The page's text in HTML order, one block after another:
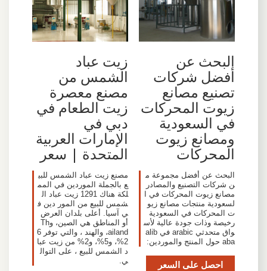
البحث عن
أفضل شركات
تصنيع مصانع
زيوت المحركات
في السعودية
ومصانع زيوت
المحركات
البحث عن أفضل مجموعة م
ن شركات التصنيع والمصادر
مصانع زيوت المحركات في ا
لسعودية منتجات مصانع زيو
ت المحركات في السعودية
رخيصة وذات جودة عالية لأس
واق متحدثي arabic في alib
aba حول المنتج والموردين:
احصل على السعر
زيت عباد
الشمس من
مصنع معصرة
زيت الطعام في
دبي في
الإمارات العربية
المتحدة | سعر
مصنع زيت عباد الشمس للبي
ع بالجملة الموردين في المم
لكة هناك 1291 زيت عباد ال
شمس للبيع من المور دين ف
ي آسيا. أعلى بلدان العرض
أو المناطق هي الصين، وTh
ailand، والهند ، والتي توفر 6
2%، و5%، و2% من زيت عبا
د الشمس للبيع ، على التوال
ي.